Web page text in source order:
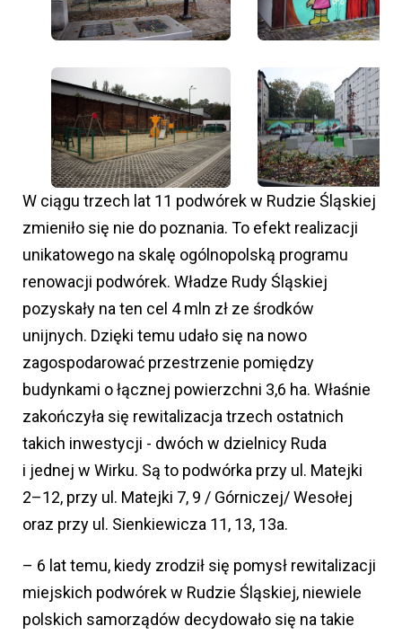
W ciągu trzech lat 11 podwórek w Rudzie Śląskiej
zmieniło się nie do poznania. To efekt realizacji
unikatowego na skalę ogólnopolską programu
renowacji podwórek. Władze Rudy Śląskiej
pozyskały na ten cel 4 mln zł ze środków
unijnych. Dzięki temu udało się na nowo
zagospodarować przestrzenie pomiędzy
budynkami o łącznej powierzchni 3,6 ha. Właśnie
zakończyła się rewitalizacja trzech ostatnich
takich inwestycji - dwóch w dzielnicy Ruda
i jednej w Wirku. Są to podwórka przy ul. Matejki
2–12, przy ul. Matejki 7, 9 / Górniczej/ Wesołej
oraz przy ul. Sienkiewicza 11, 13, 13a.
– 6 lat temu, kiedy zrodził się pomysł rewitalizacji
miejskich podwórek w Rudzie Śląskiej, niewiele
polskich samorządów decydowało się na takie